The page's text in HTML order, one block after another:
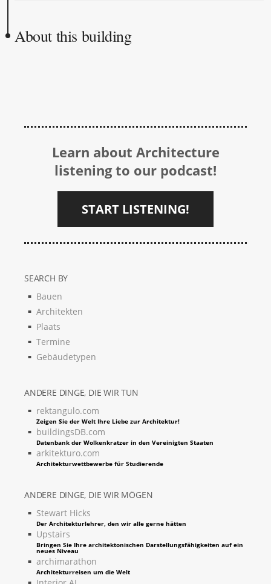
About this building
Learn about Architecture
listening to our podcast!
START LISTENING!
SEARCH BY
Bauen
Architekten
Plaats
Termine
Gebäudetypen
ANDERE DINGE, DIE WIR TUN
rektangulo.com
Zeigen Sie der Welt Ihre Liebe zur Architektur!
buildingsDB.com
Datenbank der Wolkenkratzer in den Vereinigten Staaten
arkitekturo.com
Architekturwettbewerbe für Studierende
ANDERE DINGE, DIE WIR MÖGEN
Stewart Hicks
Der Architekturlehrer, den wir alle gerne hätten
Upstairs
Bringen Sie Ihre architektonischen Darstellungsfähigkeiten auf ein
neues Niveau
archimarathon
Architekturreisen um die Welt